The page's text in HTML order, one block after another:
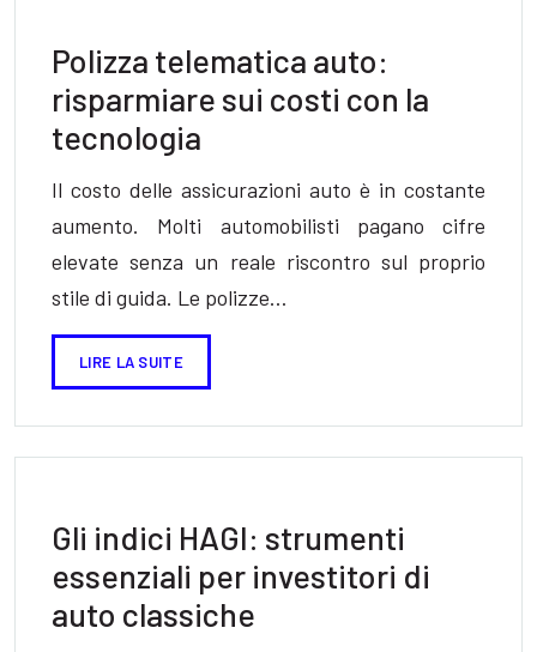
Polizza telematica auto:
risparmiare sui costi con la
tecnologia
Il costo delle assicurazioni auto è in costante
aumento. Molti automobilisti pagano cifre
elevate senza un reale riscontro sul proprio
stile di guida. Le polizze…
LIRE LA SUITE
Gli indici HAGI: strumenti
essenziali per investitori di
auto classiche